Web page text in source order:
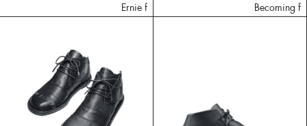
Ernie f Becoming f